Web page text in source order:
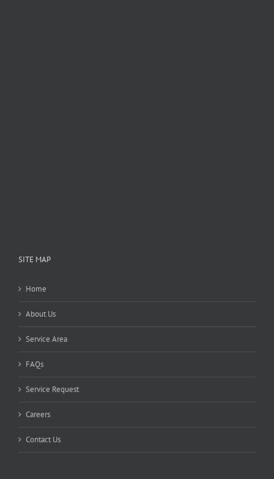
SITE MAP
Home
About Us
Service Area
FAQs
Service Request
Careers
Contact Us